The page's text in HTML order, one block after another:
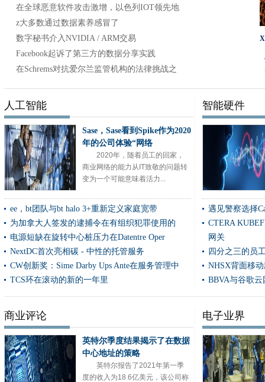
Oracle用粗刃基础设施器件填充混合云和边缘计算策略
西北澳大利亚获得数字增压
Neos Networks在英国推出商业级以太网FTTX服务
挪威政府将受害者占Microsoft攻击
瑞典建立国家网络安全中心
RAN返回强劲的增长，但诺基亚准备了提前挑战的挑战
公民服务数据挑战旨在改善数据的使用
Verizon和AWS团队在私人MEC上带来企业的优势
谷歌云索赔革命与网络连接中心
SES将高吞吐量环回服务束到美国国防部
egregor赎金瓶员工在中断时被逮捕
美国O-RAN作为菜肴和AWS形式5G云战略合作
Bharti Airtel，高通公司队在印度推进5克开放
VMware CTO：在一个公共云提供商'死亡的企业“全能”的日子里
NCSC在袭击时支持教育部门的支持
Google Cloud与用户共享无碳数据中心能源使用统计数据
第一个纽卡斯尔居民获得CityFibre千兆位访问
所有人的合理的法律建议 - 来自机器人
Wi-Fi联盟推进支持Wi-Fi 6e生态系统
爱尔兰的DPC将探测器发射到Facebook泄漏中
在全球恶意软件攻击激增，以色列IOT领先地
z大多数通过数据素养感冒了
数字秘书介入NVIDIA / ARM交易
Facebook起诉了第三方的数据分享实践
在Schrems对抗爱尔兰监管机构的法律挑战之
人工智能
Sase，Sase看到Spike作为2020
年的公司体验“网络
2020年，随着员工的回家，
商业网络的能力从IT致敬的问题转
变为一个可能意味着活力...
ee，bt团队与bt halo 3+重新定义家庭宽带
为加拿大人签发的逮捕令在有组织犯罪使用的
电源短缺在旋转中心桩压力在Datentre Oper
NextDC首次亮相碳 - 中性的托管服务
CW创新奖：Sime Darby Ups Ante在服务管理中
TCS环在滚动的新的一年里
智能硬件
遇见警察选择
CTERA
网关
四分之三的员
NHSX背面移
BBVA与谷歌
Microsoft发布
商业评论
英特尔季度结果揭示了在数据
中心地址的策略
英特尔报告了2021年第一季
度的收入为18 6亿美元，该公司称
电子业界